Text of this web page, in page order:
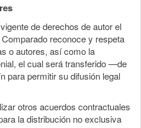
de derechos de autor el
reconoce y respeta
o autores, así como la
el cual será transferido —de
para permitir su difusión legal
otros acuerdos contractuales
la distribución no exclusiva